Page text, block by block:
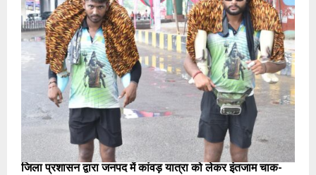
जिला प्रशासन द्वारा जनपद में कांवड़ यात्रा को लेकर इंतजाम चाक-